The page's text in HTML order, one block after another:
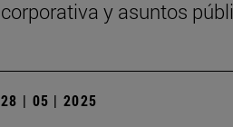
corporativa y asuntos
28 | 05 | 2025